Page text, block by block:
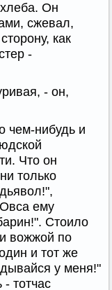
Он
сжевал,
как
-
- он,
чем-нибудь и
Что он
только
ему
Стоило
вожжой по
и тот же
у меня!"
тотчас